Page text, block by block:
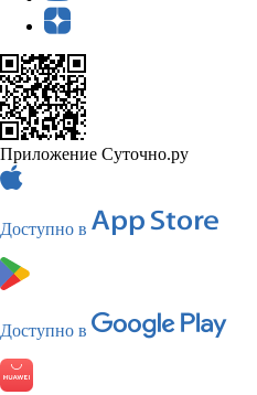
Приложение Суточно.ру
Доступно в
Доступно в